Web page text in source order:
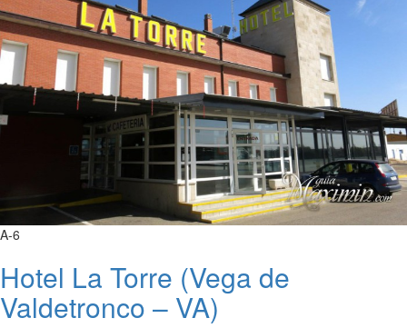
A-6
Hotel La Torre (Vega de
Valdetronco – VA)